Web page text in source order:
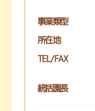
事業類型
所在地
TEL/FAX
統括園長